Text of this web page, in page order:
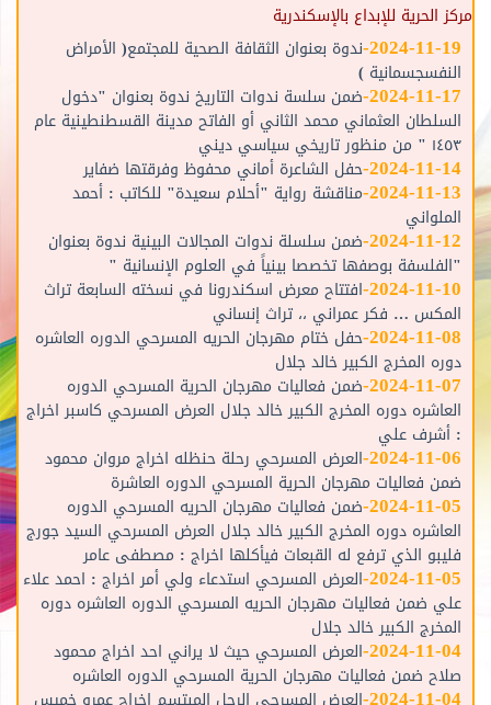
مركز الحرية للإبداع بالإسكندرية
2024-11-19
-ندوة بعنوان الثقافة الصحية للمجتمع( الأمراض
النفسجسمانية )
2024-11-17
-ضمن سلسة ندوات التاريخ ندوة بعنوان "دخول
السلطان العثماني محمد الثاني أو الفاتح مدينة القسطنطينية عام
١٤٥٣ " من منظور تاريخي سياسي ديني
2024-11-14
-حفل الشاعرة أماني محفوظ وفرقتها ضفاير
2024-11-13
-مناقشة رواية "أحلام سعيدة" للكاتب : أحمد
الملواني
2024-11-12
-ضمن سلسلة ندوات المجالات البينية ندوة بعنوان
"الفلسفة بوصفها تخصصا بينياً في العلوم الإنسانية "
2024-11-10
-افتتاح معرض اسكندرونا في نسخته السابعة تراث
المكس … فكر عمراني ،، تراث إنساني
2024-11-08
-حفل ختام مهرجان الحريه المسرحي الدوره العاشره
دوره المخرج الكبير خالد جلال
2024-11-07
-ضمن فعاليات مهرجان الحرية المسرحي الدوره
العاشره دوره المخرج الكبير خالد جلال العرض المسرحي كاسبر اخراج
: أشرف علي
2024-11-06
-العرض المسرحي رحلة حنظله اخراج مروان محمود
ضمن فعاليات مهرجان الحرية المسرحي الدوره العاشرة
2024-11-05
-ضمن فعاليات مهرجان الحريه المسرحي الدوره
العاشره دوره المخرج الكبير خالد جلال العرض المسرحي السيد جورج
فليبو الذي ترفع له القبعات فيأكلها اخراج : مصطفى عامر
2024-11-05
-العرض المسرحي استدعاء ولي أمر اخراج : احمد علاء
علي ضمن فعاليات مهرجان الحريه المسرحي الدوره العاشره دوره
المخرج الكبير خالد جلال
2024-11-04
-العرض المسرحي حيث لا يراني احد اخراج محمود
صلاح ضمن فعاليات مهرجان الحرية المسرحي الدوره العاشره